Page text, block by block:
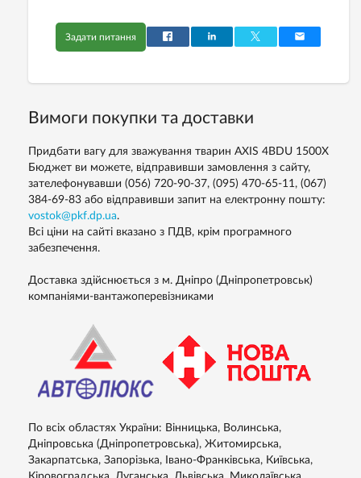
Задати питання
Вимоги покупки та доставки
Придбати вагу для зважування тварин AXIS 4ВDU 1500X
Бюджет ви можете, відправивши замовлення з сайту,
зателефонувавши (056) 720-90-37, (095) 470-65-11, (067)
384-69-83 або відправивши запит на електронну пошту:
vostok@pkf.dp.ua.
Всі ціни на сайті вказано з ПДВ, крім програмного
забезпечення.
Доставка здійснюється з м. Дніпро (Дніпропетровськ)
компаніями-вантажоперевізниками
По всіх областях України: Вінницька, Волинська,
Дніпровська (Дніпропетровська), Житомирська,
Закарпатська, Запорізька, Івано-Франківська, Київська,